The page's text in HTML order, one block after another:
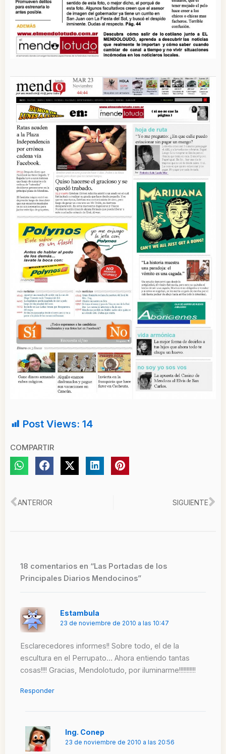
Post Views: 14
COMPARTIR
Ant
ANTERIOR SIGUIENTE
18 comentarios en “Las Portadas de los
Principales Diarios Mendocinos”
Estambula
23 de noviembre de 2010 a las 10:47
Esclarecedores informes!! Sobre todo, el de la
escultura en el Perrupato… Ahora entiendo tantas
cosas!!!! Gracias, Mendolotudo, por iluminarme!!!!!!!!!!!
Responder
Ing. Conep
23 de noviembre de 2010 a las 20:56